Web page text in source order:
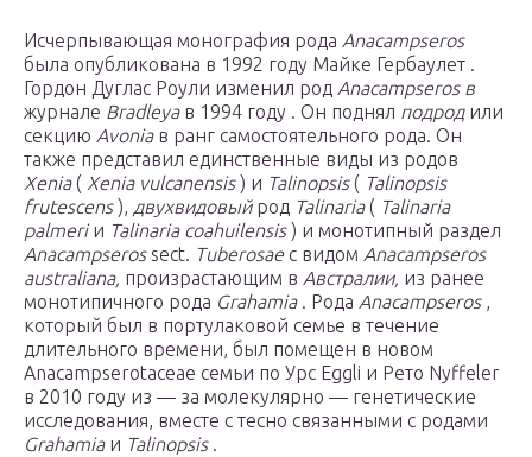
Исчерпывающая монография рода Anacampseros
была опубликована в 1992 году Майке Гербаулет .
Гордон Дуглас Роули изменил род Anacampseros в
журнале Bradleyaв 1994 году . Он поднял подродили
секцию Avoniaв ранг самостоятельного рода. Он
также представил единственные виды из родов
Xenia( Xenia vulcanensis) и Talinopsis( Talinopsis
frutescens), двухвидовыйрод Talinaria( Talinaria
palmeriи Talinaria coahuilensis) и монотипный раздел
Anacampserossect. Tuberosaeс видом Anacampseros
australiana, произрастающим в Австралии, из ранее
монотипичного рода Grahamia. Рода Anacampseros,
который был в портулаковой семье в течение
длительного времени, был помещен в новом
Anacampserotaceae семьи по Урс Eggli и Рето Nyffeler
в 2010 году из — за молекулярно — генетические
исследования, вместе с тесно связанными с родами
Grahamiaи Talinopsis.